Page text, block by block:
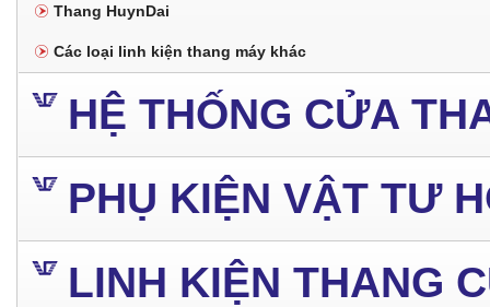
Thang HuynDai
Các loại linh kiện thang máy khác
HỆ THỐNG CỬA
PHỤ KIỆN VẬT TƯ
LINH KIỆN THANG